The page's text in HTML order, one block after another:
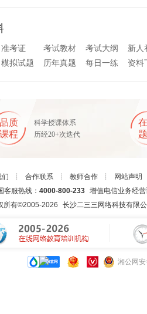
准考证 考试教材 考试大纲
新人
模拟试题 历年真题 每日一练 资料
品质
课程
科学授课体系
历经20+次迭代
们 ┊ 合作联系 ┊ 教师合作 ┊ 网站声明
服热线： 4000-800-233增值电信业务经
所有©2005-2026 长沙二三三网络科技有限
湘公网